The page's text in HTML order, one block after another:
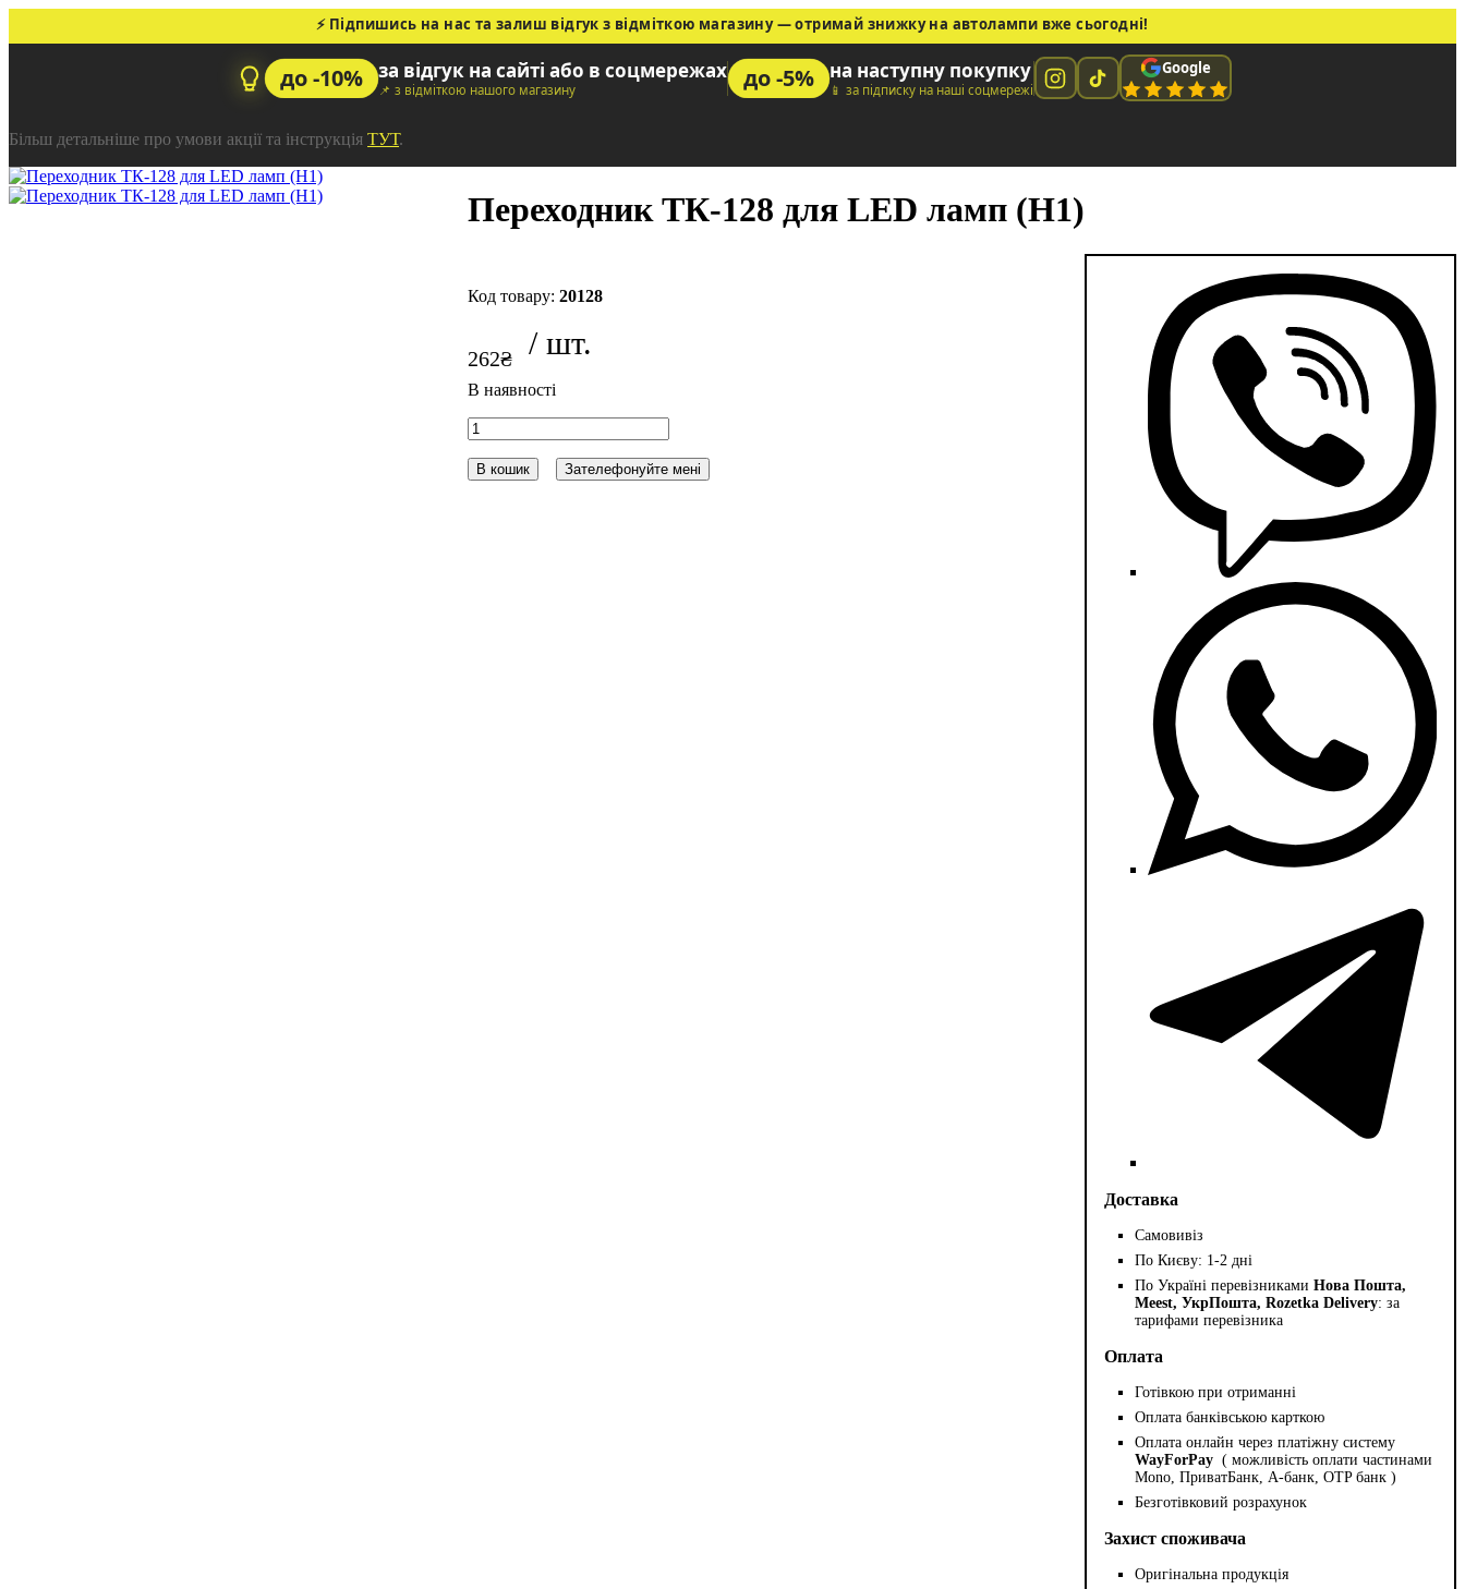
⚡ Підпишись на нас та залиш відгук з відміткою магазину — отримай знижку на автолампи вже сьогодні!
до -10% за відгук на сайті або в соцмережах
📌 з відміткою нашого магазину до -5% на наступну покупку
📱 за підписку на наші соцмережі
Google
Більш детальніше про умови акції та інструкція ТУТ.
Переходник ТК-128 для LED ламп (H1)
20128
262₴
В кошик Зателефонуйте мені
Доставка
Самовивіз
По Києву: 1-2 дні
По Україні перевізникамиНова Пошта,
Meest, УкрПошта, Rozetka Delivery: за
тарифами перевізника
Оплата
Готівкою при отриманні
Оплата банківською карткою
Оплата онлайн через платіжну систему
WayForPay ( можливість оплати частинами
Mono, ПриватБанк, А-банк, OTP банк )
Безготівковий розрахунок
Захист споживача
Оригінальна продукція